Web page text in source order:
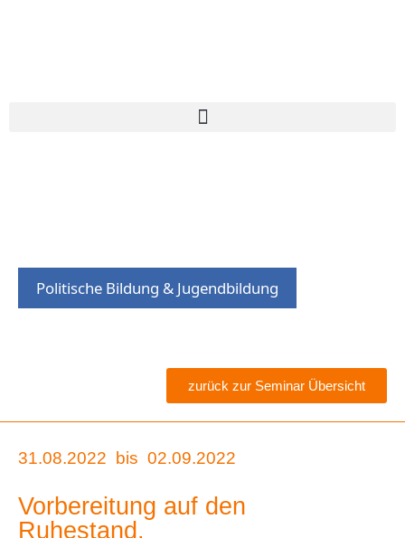
Politische Bildung & Jugendbildung
zurück zur Seminar Übersicht
31.08.2022 bis 02.09.2022
Vorbereitung auf den
Ruhestand.